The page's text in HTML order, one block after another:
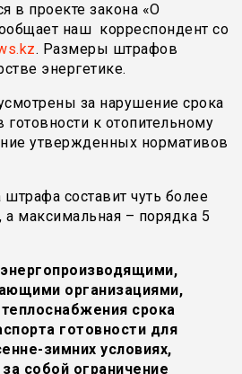
в проекте закона «О
наш корреспондент со
. Размеры штрафов
энергетике.
за нарушение срока
готовности к отопительному
утвержденных нормативов
составит чуть более
а максимальная – порядка 5
организациями,
срока
готовности для
зимних условиях,
собой ограничение